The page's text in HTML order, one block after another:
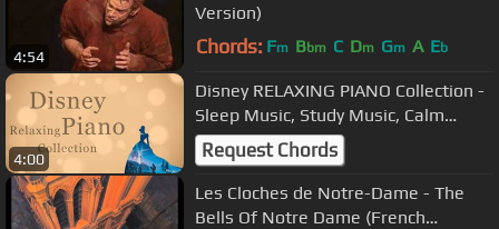
4:54
Version)
Chords: Fm Bbm C Dm Gm A Eb
4:00
Disney RELAXING PIANO Collection -
Sleep Music, Study Music, Calm
Music (Piano Covered by kno)
Request Chords
Les Cloches de Notre-Dame - The
Bells Of Notre Dame (French